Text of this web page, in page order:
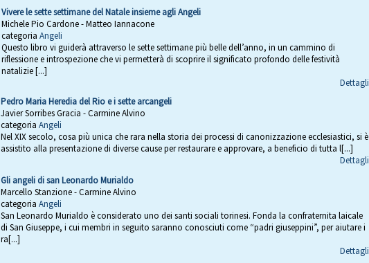
Vivere le sette settimane del Natale insieme agli Angeli
Michele Pio Cardone - Matteo Iannacone
categoria Angeli
Questo libro vi guiderà attraverso le sette settimane più belle dell’anno, in un cammino di
riflessione e introspezione che vi permetterà di scoprire il significato profondo delle festività
natalizie [...]
Dettagli
Pedro Maria Heredia del Rio e i sette arcangeli
Javier Sorribes Gracia - Carmine Alvino
categoria Angeli
Nel XIX secolo, cosa più unica che rara nella storia dei processi di canonizzazione ecclesiastici, si è
assistito alla presentazione di diverse cause per restaurare e approvare, a beneficio di tutta l[...]
Dettagli
Gli angeli di san Leonardo Murialdo
Marcello Stanzione - Carmine Alvino
categoria Angeli
San Leonardo Murialdo è considerato uno dei santi sociali torinesi. Fonda la confraternita laicale
di San Giuseppe, i cui membri in seguito saranno conosciuti come “padri giuseppini”, per aiutare i
ra[...]
Dettagli